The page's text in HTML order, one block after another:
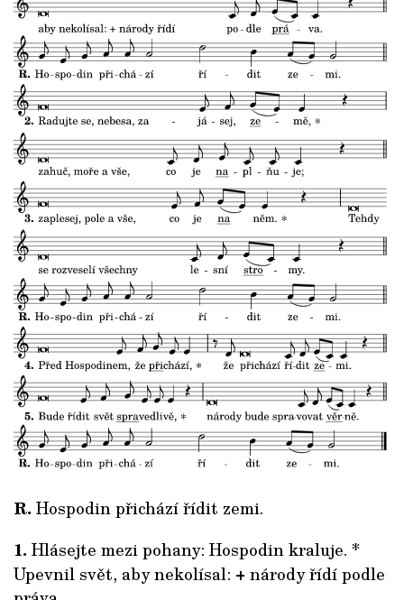
R. Hospodin přichází řídit zemi.
1. Hlásejte mezi pohany: Hospodin kraluje. *
Upevnil svět, aby nekolísal: + národy řídí podle